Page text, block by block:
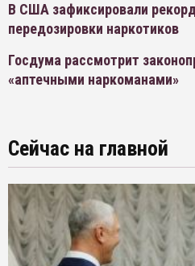
В США зафиксировали
передозировки наркотиков
Госдума рассмотрит
«аптечными наркоманами»
Сейчас на главной